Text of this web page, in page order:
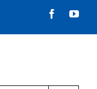
Facebook